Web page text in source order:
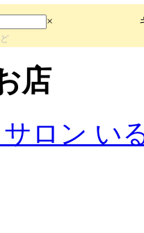
×
店
ロン い